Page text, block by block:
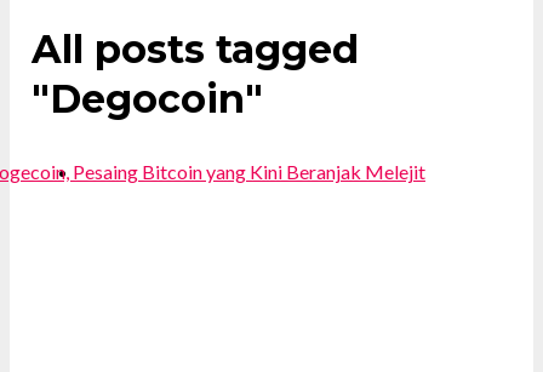
All posts tagged
"Degocoin"